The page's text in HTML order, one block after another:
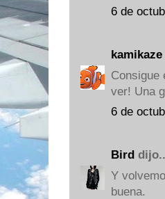
6 de
kamikaze
Consigue
ver! Una
6 de
Bird
Y
buena.